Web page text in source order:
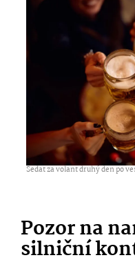
Sedat za volant druhý den po
Pozor na
silniční